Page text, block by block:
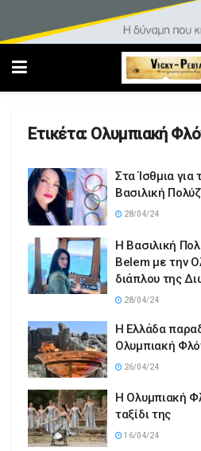
Ετικέτα: Ολυμπιακή
Στα Ίσθμια
Βασιλική
28/04/24
Η Βασιλική
Belem με την
διάπλου της
28/04/24
Η Ελλάδα
Ολυμπιακή
26/04/24
Η Ολυμπιακή
ταξίδι της
16/04/24